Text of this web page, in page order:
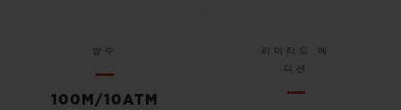
방수
100M/10ATM
리미티드 에
디션